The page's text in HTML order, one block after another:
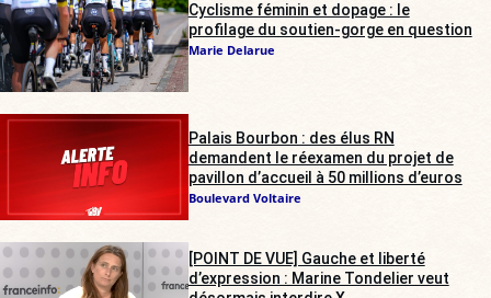
Cyclisme féminin et dopage : le
profilage du soutien-gorge en question
Marie Delarue
Palais Bourbon : des élus RN
demandent le réexamen du projet de
pavillon d’accueil à 50 millions d’euros
Boulevard Voltaire
[POINT DE VUE] Gauche et liberté
d’expression : Marine Tondelier veut